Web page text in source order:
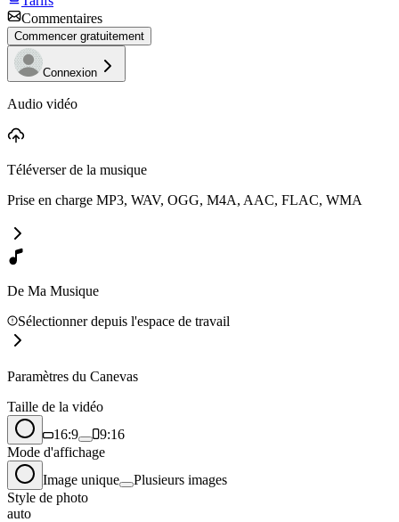
Commentaires
Commencer gratuitement
Connexion
Audio vidéo
Téléverser de la musique
Prise en charge MP3, WAV, OGG, M4A, AAC, FLAC, WMA
De Ma Musique
Sélectionner depuis l'espace de travail
Paramètres du Canevas
Taille de la vidéo
16:9
9:16
Mode d'affichage
Image unique
Plusieurs images
Style de photo
auto